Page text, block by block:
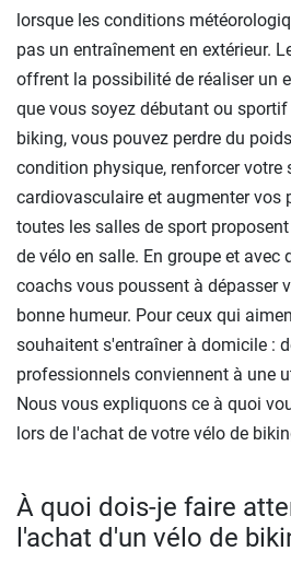
lorsque les conditions
pas un entraînement en extérieur.
offrent la possibilité de réaliser un
que vous soyez débutant ou
biking, vous pouvez perdre du
condition physique, renforcer votre
cardiovasculaire et augmenter vos
toutes les salles de sport
de vélo en salle. En groupe et avec
coachs vous poussent à dépasser
bonne humeur. Pour ceux qui
souhaitent s'entraîner à domicile :
professionnels conviennent à une
Nous vous expliquons ce à quoi
lors de l'achat de votre vélo de
À quoi dois-je faire
l'achat d'un vélo de